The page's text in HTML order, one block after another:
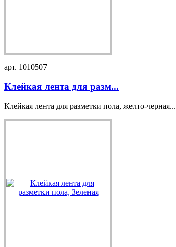
арт. 1010507
Клейкая лента для разм...
Клейкая лента для разметки пола, желто-черная...